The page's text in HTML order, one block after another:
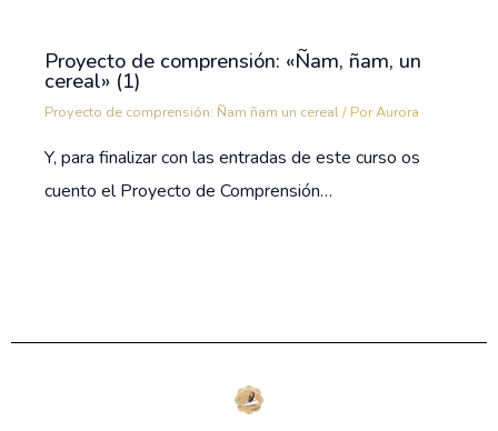
Proyecto de comprensión: «Ñam, ñam, un
cereal» (1)
Proyecto de comprensión: Ñam ñam un cereal/ PorAurora
Y, para finalizar con las entradas de este curso os
cuento el Proyecto de Comprensión…